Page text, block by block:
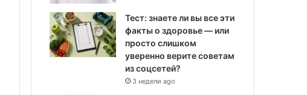
Тест: знаете ли вы все эти
факты о здоровье — или
просто слишком
уверенно верите советам
из соцсетей?
3 недели ago